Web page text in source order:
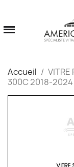
Accueil
VITRE
300C 2018-2024